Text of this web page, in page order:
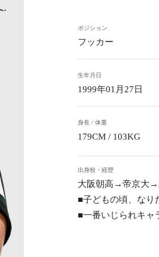
ポジション
フッカー
生年月日
1999年01月27日
身長 / 体重
179CM / 103KG
出身校・経歴
大阪朝高→帝京大→
■子どもの頃、なり
■一番いじられキャ